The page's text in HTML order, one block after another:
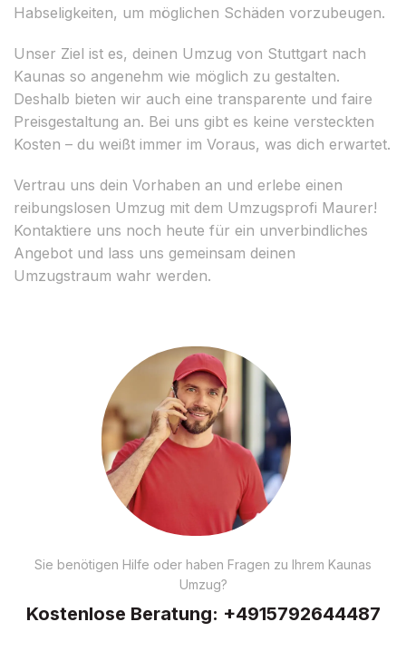
Habseligkeiten, um möglichen Schäden vorzubeugen.
Unser Ziel ist es, deinen Umzug von Stuttgart nach
Kaunas so angenehm wie möglich zu gestalten.
Deshalb bieten wir auch eine transparente und faire
Preisgestaltung an. Bei uns gibt es keine versteckten
Kosten – du weißt immer im Voraus, was dich erwartet.
Vertrau uns dein Vorhaben an und erlebe einen
reibungslosen Umzug mit dem Umzugsprofi Maurer!
Kontaktiere uns noch heute für ein unverbindliches
Angebot und lass uns gemeinsam deinen
Umzugstraum wahr werden.
Sie benötigen Hilfe oder haben Fragen zu Ihrem Kaunas
Umzug?
Kostenlose Beratung: +4915792644487